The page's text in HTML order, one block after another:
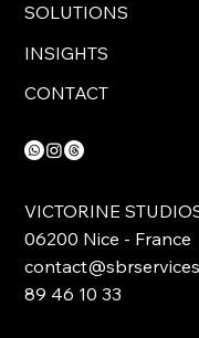
SOLUTIONS
INSIGHTS
CONTACT
VICTORINE
06200 Nice - France
89 46 10 33